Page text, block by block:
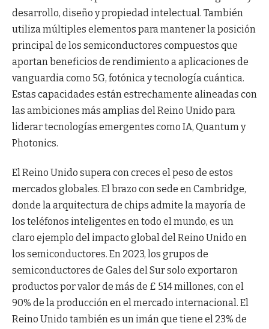
desarrollo, diseño y propiedad intelectual. También
utiliza múltiples elementos para mantener la posición
principal de los semiconductores compuestos que
aportan beneficios de rendimiento a aplicaciones de
vanguardia como 5G, fotónica y tecnología cuántica.
Estas capacidades están estrechamente alineadas con
las ambiciones más amplias del Reino Unido para
liderar tecnologías emergentes como IA, Quantum y
Photonics.
El Reino Unido supera con creces el peso de estos
mercados globales. El brazo con sede en Cambridge,
donde la arquitectura de chips admite la mayoría de
los teléfonos inteligentes en todo el mundo, es un
claro ejemplo del impacto global del Reino Unido en
los semiconductores. En 2023, los grupos de
semiconductores de Gales del Sur solo exportaron
productos por valor de más de £ 514 millones, con el
90% de la producción en el mercado internacional. El
Reino Unido también es un imán que tiene el 23% de